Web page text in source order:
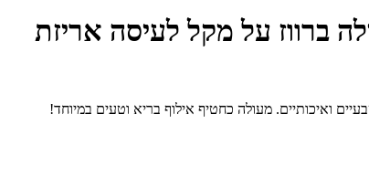
ברווז על מקל לעיסה אריזת